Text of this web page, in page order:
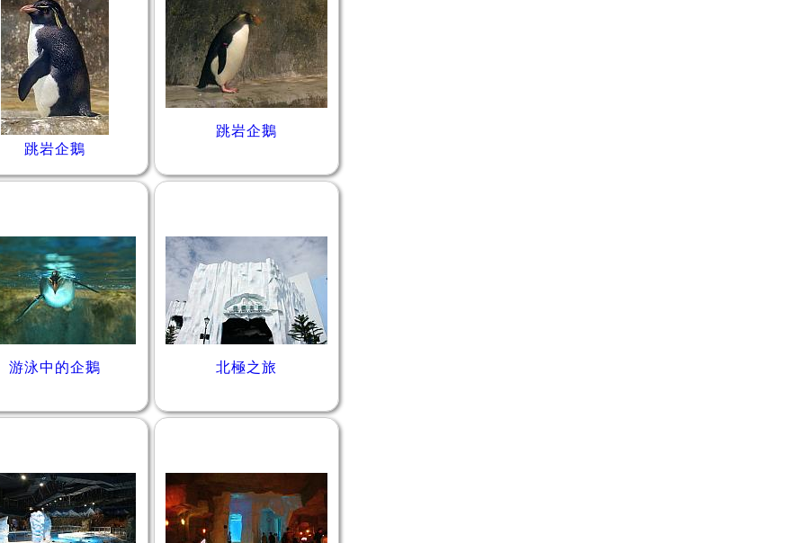
跳岩企鵝
跳岩企鵝
游泳中的企鵝 北極之旅